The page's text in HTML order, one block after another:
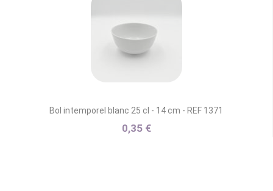
Bol intemporel blanc 25 cl - 14 cm - REF 1371
0,35 €